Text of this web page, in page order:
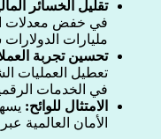
تقليل الخسائر
في خفض معدلات
مليارات الدولارات
تحسين تجربة
تعطيل العمليات
في الخدمات
الامتثال للوائح:
الأمان العالمية